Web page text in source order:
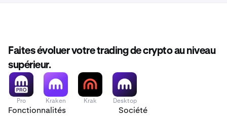
Faites évoluer votre trading de crypto au niveau
supérieur.
Pro Kraken Krak Desktop
Fonctionnalités Société